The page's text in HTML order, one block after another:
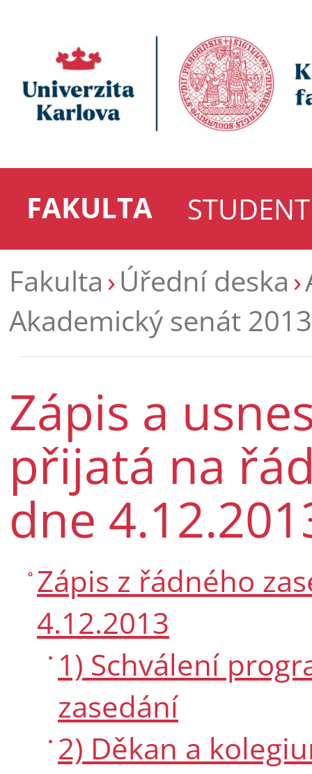
FAKULTA
STUDENT
Fakulta Úřední deska
Akademický senát 2013
Zápis a
přijatá na
dne
Zápis z řádného
4.12.2013
1) Schválení
zasedání
2) Děkan a